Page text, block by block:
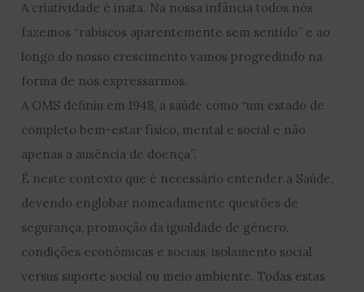
A criatividade é inata. Na nossa infância todos nós
fazemos “rabiscos aparentemente sem sentido” e ao
longo do nosso crescimento vamos progredindo na
forma de nos expressarmos.
A OMS definiu em 1948, a saúde como “um estado de
completo bem-estar físico, mental e social e não
apenas a ausência de doença”.
É neste contexto que é necessário entender a Saúde,
devendo englobar nomeadamente questões de
segurança, promoção da igualdade de género,
condições económicas e sociais, isolamento social
versus suporte social ou meio ambiente. Todas estas